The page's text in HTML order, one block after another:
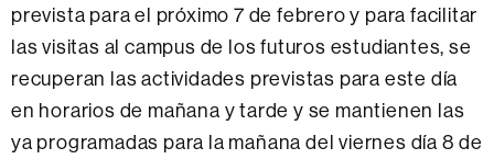
prevista para el próximo 7 de febrero y para facilitar
las visitas al campus de los futuros estudiantes, se
recuperan las actividades previstas para este día
en horarios de mañana y tarde y se mantienen las
ya programadas para la mañana del viernes día 8 de